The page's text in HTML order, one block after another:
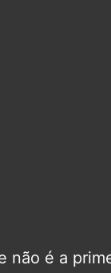
não é a